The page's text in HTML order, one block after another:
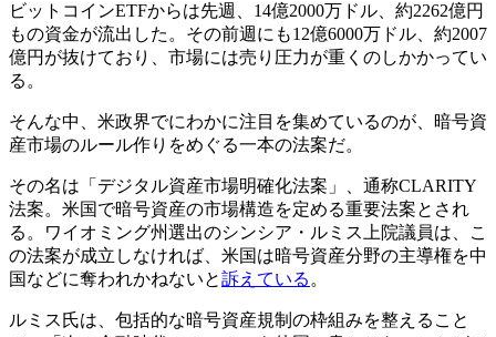
ビットコインETFからは先週、14億2000万ドル、約2262億円
もの資金が流出した。その前週にも12億6000万ドル、約2007
億円が抜けており、市場には売り圧力が重くのしかかってい
る。
そんな中、米政界でにわかに注目を集めているのが、暗号資
産市場のルール作りをめぐる一本の法案だ。
その名は「デジタル資産市場明確化法案」、通称CLARITY
法案。米国で暗号資産の市場構造を定める重要法案とされ
る。ワイオミング州選出のシンシア・ルミス上院議員は、こ
の法案が成立しなければ、米国は暗号資産分野の主導権を中
国などに奪われかねないと訴えている 。
ルミス氏は、包括的な暗号資産規制の枠組みを整えること